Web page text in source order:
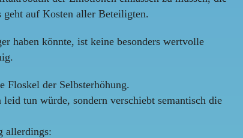
auf Kosten aller Beteiligten.
haben könnte, ist keine besonders wertvolle
Floskel der Selbsterhöhung.
tun würde, sondern verschiebt semantisch die
allerdings: